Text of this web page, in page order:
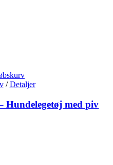
/ Detaljer
Hundelegetøj med piv